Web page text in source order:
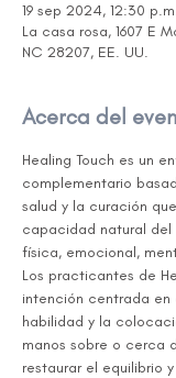
19 sep 2024, 12:30
La casa rosa, 1607 E
NC 28207, EE. UU.
Acerca del
Healing Touch es un
complementario
salud y la curación
capacidad natural del
física, emocional,
Los practicantes de
intención centrada en
habilidad y la
manos sobre o cerca
restaurar el equilibrio